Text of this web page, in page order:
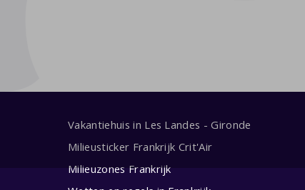
Vakantiehuis in Les Landes - Gironde
Milieusticker Frankrijk Crit'Air
Milieuzones Frankrijk